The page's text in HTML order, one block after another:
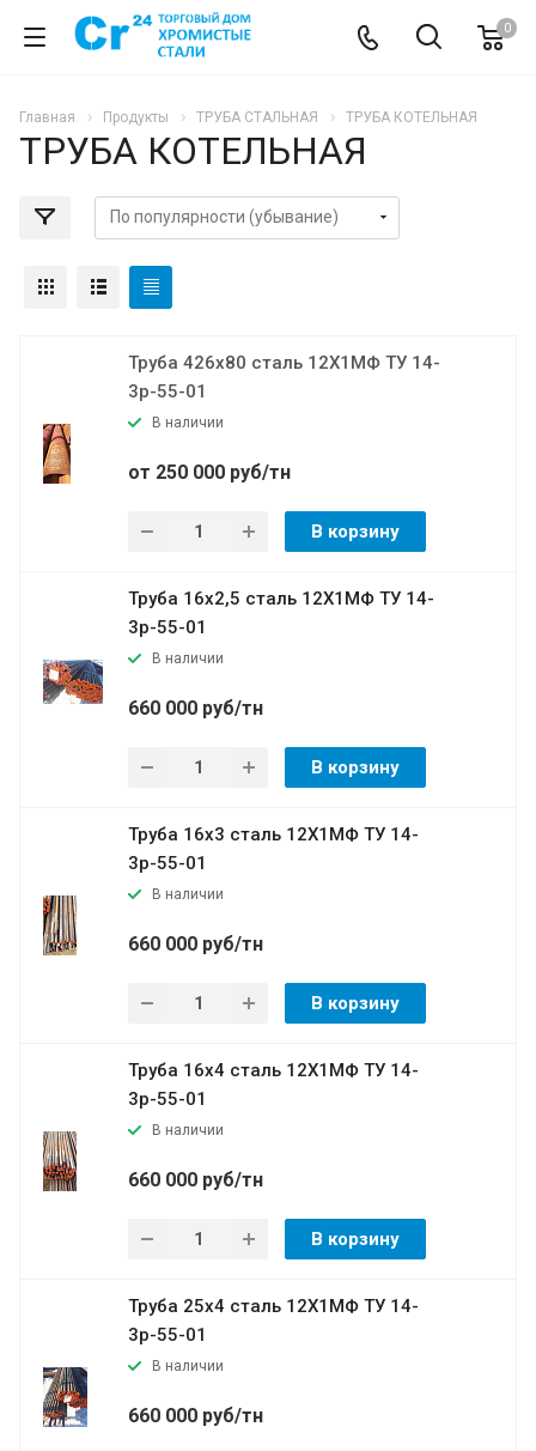
0
Главная Продукты ТРУБА СТАЛЬНАЯ ТРУБА КОТЕЛЬНАЯ
ТРУБА КОТЕЛЬНАЯ
Труба 426х80 сталь 12Х1МФ ТУ 14-
3р-55-01
В наличии
от 250 000 руб/тн
В корзину
Труба 16х2,5 сталь 12Х1МФ ТУ 14-
3р-55-01
В наличии
660 000 руб/тн
В корзину
Труба 16х3 сталь 12Х1МФ ТУ 14-
3р-55-01
В наличии
660 000 руб/тн
В корзину
Труба 16х4 сталь 12Х1МФ ТУ 14-
3р-55-01
В наличии
660 000 руб/тн
В корзину
Труба 25х4 сталь 12Х1МФ ТУ 14-
3р-55-01
В наличии
660 000 руб/тн